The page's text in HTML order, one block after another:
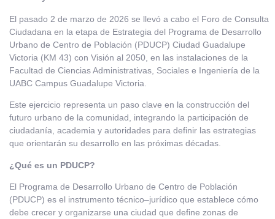
El pasado 2 de marzo de 2026 se llevó a cabo el Foro de Consulta
Ciudadana en la etapa de Estrategia del Programa de Desarrollo
Urbano de Centro de Población (PDUCP) Ciudad Guadalupe
Victoria (KM 43) con Visión al 2050, en las instalaciones de la
Facultad de Ciencias Administrativas, Sociales e Ingeniería de la
UABC Campus Guadalupe Victoria.
Este ejercicio representa un paso clave en la construcción del
futuro urbano de la comunidad, integrando la participación de
ciudadanía, academia y autoridades para definir las estrategias
que orientarán su desarrollo en las próximas décadas.
¿Qué es un PDUCP?
El Programa de Desarrollo Urbano de Centro de Población
(PDUCP) es el instrumento técnico–jurídico que establece cómo
debe crecer y organizarse una ciudad que define zonas de